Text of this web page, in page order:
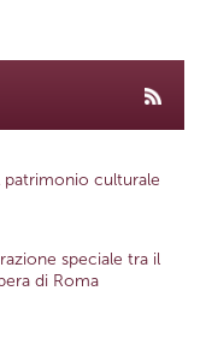
patrimonio culturale
speciale tra il
di Roma